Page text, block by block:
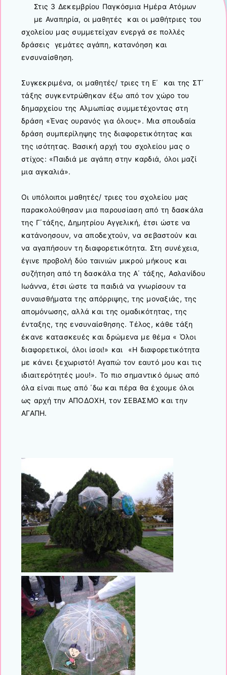
Στις 3 Δεκεμβρίου Παγκόσμια Ημέρα Ατόμων
με Αναπηρία, οι μαθητές και οι μαθήτριες του
σχολείου μας συμμετείχαν ενεργά σε πολλές
δράσεις γεμάτες αγάπη, κατανόηση και
ενσυναίσθηση.
Συγκεκριμένα, οι μαθητές/ τριες τη Ε΄ και της ΣΤ΄
τάξης συγκεντρώθηκαν έξω από τον χώρο του
δημαρχείου της Αλμωπίας συμμετέχοντας στη
δράση «Ένας ουρανός για όλους». Μια σπουδαία
δράση συμπερίληψης της διαφορετικότητας και
της ισότητας. Βασική αρχή του σχολείου μας ο
στίχος: «Παιδιά με αγάπη στην καρδιά, όλοι μαζί
μια αγκαλιά».
Οι υπόλοιποι μαθητές/ τριες του σχολείου μας
παρακολούθησαν μια παρουσίαση από τη δασκάλα
της Γ΄τάξης, Δημητρίου Αγγελική, έτσι ώστε να
κατάνοησουν, να αποδεχτούν, να σεβαστούν και
να αγαπήσουν τη διαφορετικότητα. Στη συνέχεια,
έγινε προβολή δύο ταινιών μικρού μήκους και
συζήτηση από τη δασκάλα της Α΄ τάξης, Ασλανίδου
Ιωάννα, έτσι ώστε τα παιδιά να γνωρίσουν τα
συναισθήματα της απόρριψης, της μοναξιάς, της
απομόνωσης, αλλά και της ομαδικότητας, της
ένταξης, της ενσυναίσθησης. Τέλος, κάθε τάξη
έκανε κατασκευές και δρώμενα με θέμα « Όλοι
διαφορετικοί, όλοι ίσοι!» και «Η διαφορετικότητα
με κάνει ξεχωριστό! Αγαπώ τον εαυτό μου και τις
ιδιαιτερότητές μου!». Το πιο σημαντικό όμως από
όλα είναι πως από ΄δω και πέρα θα έχουμε όλοι
ως αρχή την ΑΠΟΔΟΧΗ, τον ΣΕΒΑΣΜΟ και την
ΑΓΑΠΗ.